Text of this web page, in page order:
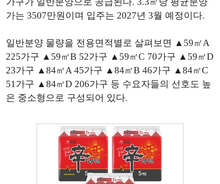
가는 3507만원이며 입주는 2027년 3월 예정이다.
일반분양 물량을 전용면적별로 살펴보면 ▲59㎡A
225가구 ▲59㎡B 52가구 ▲59㎡C 70가구 ▲59㎡D
23가구 ▲84㎡A 45가구 ▲84㎡B 46가구 ▲84㎡C
51가구 ▲84㎡D 206가구 등 수요자들의 선호도 높
은 중소형으로 구성되어 있다.